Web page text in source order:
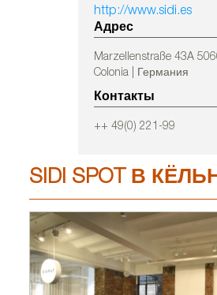
http://www.sidi.es
Адрес
Marzellenstraße 43A
Colonia | Германия
Контакты
++ 49(0) 221-99
SIDI SPOT В